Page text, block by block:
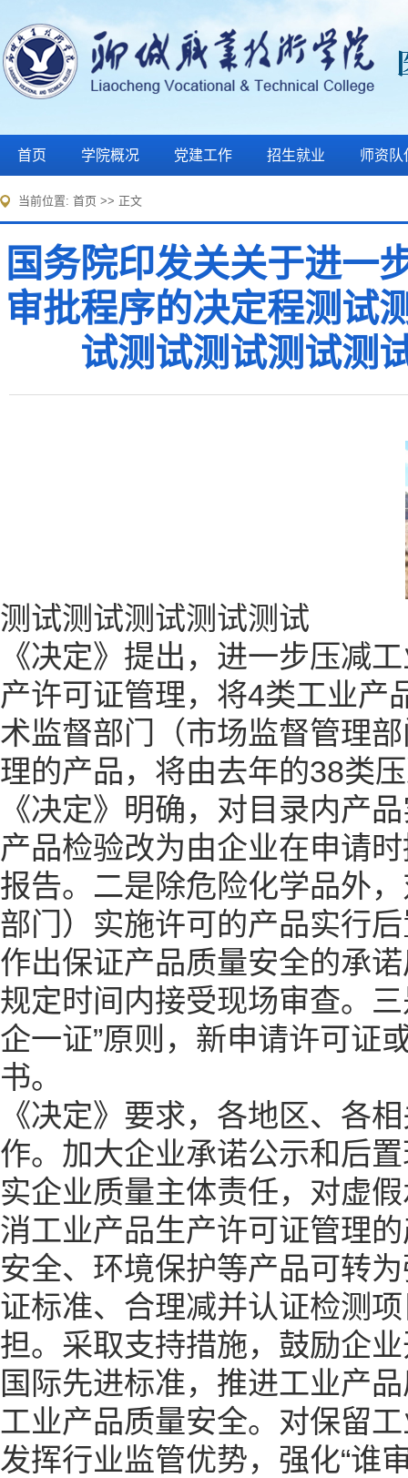
首页 学院概况 党建工作 招生就业 师资队
当前位置: 首页 >> 正文
国务院印发关关于进一
审批程序的决定程测试
试测试测试测试测
测试测试测试测试测试
《决定》提出，进一步压减
产许可证管理，将4类工业产
术监督部门（市场监督管理
理的产品，将由去年的38类
《决定》明确，对目录内产
产品检验改为由企业在申请
报告。二是除危险化学品外
部门）实施许可的产品实行
作出保证产品质量安全的承
规定时间内接受现场审查。
企一证”原则，新申请许可证
书。
《决定》要求，各地区、各
作。加大企业承诺公示和后
实企业质量主体责任，对虚
消工业产品生产许可证管理
安全、环境保护等产品可转
证标准、合理减并认证检测
担。采取支持措施，鼓励企
国际先进标准，推进工业产
工业产品质量安全。对保留
发挥行业监管优势，强化“谁